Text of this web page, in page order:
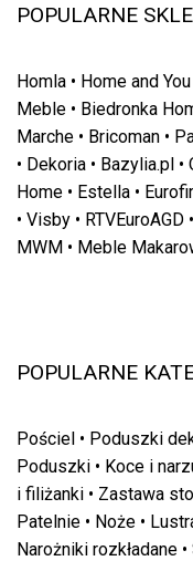
POPULARNE
Homla • Home and You
Meble • Biedronka
Marche • Bricoman •
• Dekoria • Bazylia.pl •
Home • Estella •
• Visby • RTVEuroAGD •
MWM • Meble
POPULARNE
Pościel • Poduszki
Poduszki • Koce i
i filiżanki • Zastawa
Patelnie • Noże •
Narożniki rozkładane •